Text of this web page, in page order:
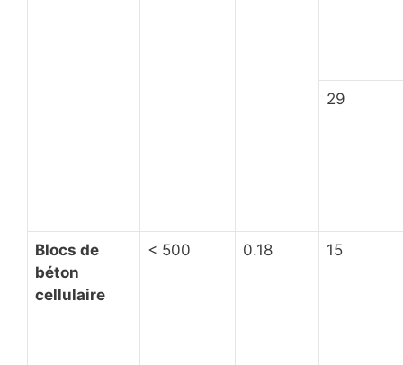
29
Blocs de
béton
cellulaire
< 500 0.18 15